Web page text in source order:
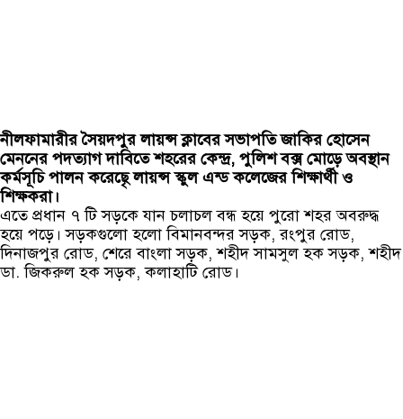
নীলফামারীর সৈয়দপুর লায়ন্স ক্লাবের সভাপতি জাকির হোসেন
মেননের পদত্যাগ দাবিতে শহরের কেন্দ্র, পুলিশ বক্স মোড়ে অবস্থান
কর্মসূচি পালন করেছেৃ লায়ন্স স্কুল এন্ড কলেজের শিক্ষার্থী ও
শিক্ষকরা।
এতে প্রধান ৭ টি সড়কে যান চলাচল বন্ধ হয়ে পুরো শহর অবরুদ্ধ
হয়ে পড়ে। সড়কগুলো হলো বিমানবন্দর সড়ক, রংপুর রোড,
দিনাজপুর রোড, শেরে বাংলা সড়ক, শহীদ সামসুল হক সড়ক, শহীদ
ডা. জিকরুল হক সড়ক, কলাহাটি রোড।